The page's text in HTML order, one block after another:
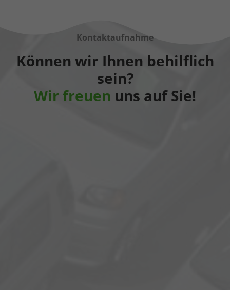
Kontaktaufnahme
Können wir Ihnen behilflich
sein?
Wir freuen uns auf Sie!